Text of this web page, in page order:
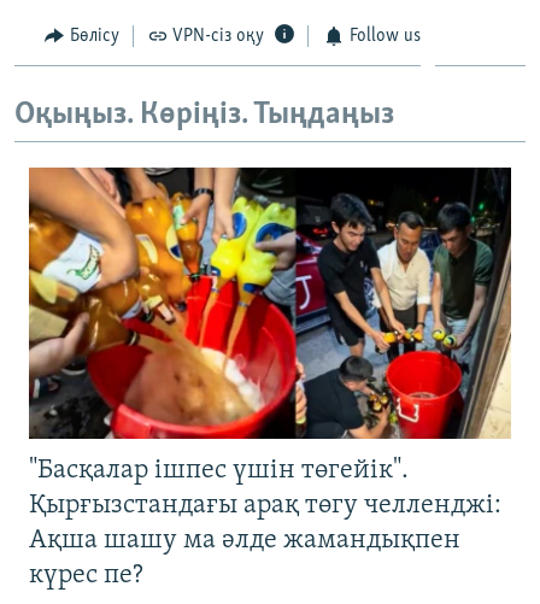
Бөлісу VPN-сіз оқу Follow us
Оқыңыз. Көріңіз. Тыңдаңыз
"Басқалар ішпес үшін төгейік".
Қырғызстандағы арақ төгу челленджі:
Ақша шашу ма әлде жамандықпен
күрес пе?